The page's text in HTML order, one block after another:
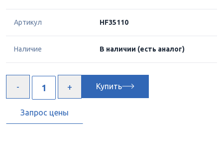
Артикул HF35110
Наличие В наличии (есть аналог)
Купить
Запрос цены